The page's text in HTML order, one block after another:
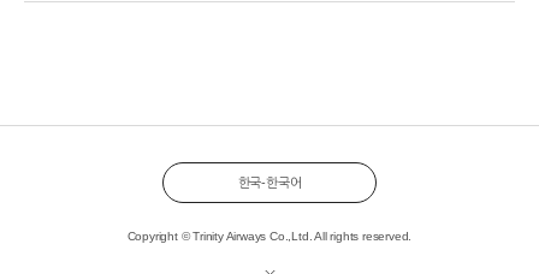
한국-한국어
Copyright © Trinity Airways Co.,Ltd. All rights reserved.